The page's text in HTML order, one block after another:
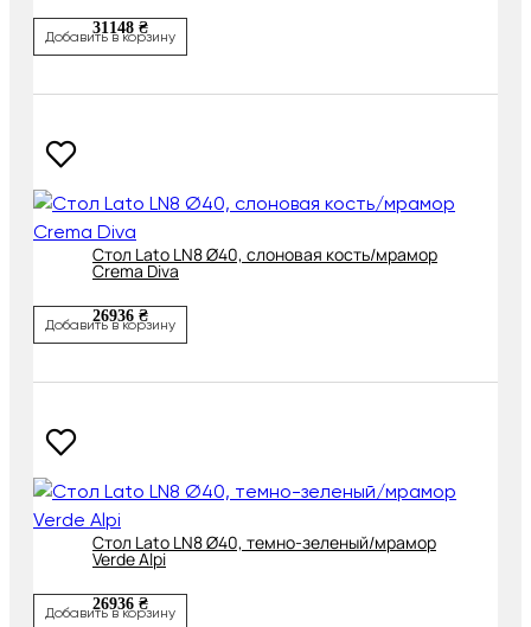
31148 ₴
Добавить в корзину
Cтол Lato LN8 Ø40, слоновая кость/мрамор
Crema Diva
26936 ₴
Добавить в корзину
Cтол Lato LN8 Ø40, темно-зеленый/мрамор
Verde Alpi
26936 ₴
Добавить в корзину